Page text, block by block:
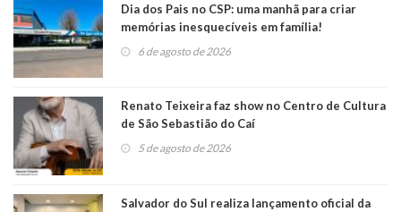
Dia dos Pais no CSP: uma manhã para criar
memórias inesquecíveis em família!
6 de agosto de 2026
Renato Teixeira faz show no Centro de Cultura
de São Sebastião do Caí
5 de agosto de 2026
Salvador do Sul realiza lançamento oficial da